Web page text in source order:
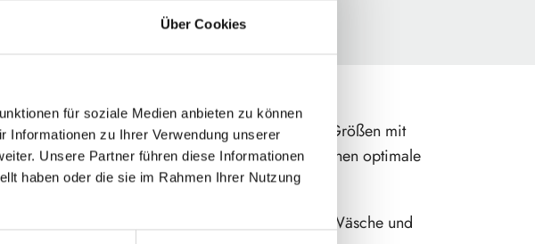
Über Cookies
für soziale Medien anbieten zu können
Informationen zu Ihrer Verwendung unserer
Unsere Partner führen diese Informationen
haben oder die sie im Rahmen Ihrer Nutzung
und pflegen Teppiche aller Materialien und Größen mit
Technik bzw. in Handarbeit und garantieren Ihnen optimale
sowie die Werterhaltung Ihres Teppichs.
Faserschonende Wäsche und